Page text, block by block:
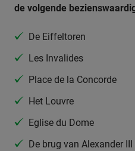
de volgende
De Eiffeltoren
Les Invalides
Place de la Concorde
Het Louvre
Eglise du Dome
De brug van Alexander III